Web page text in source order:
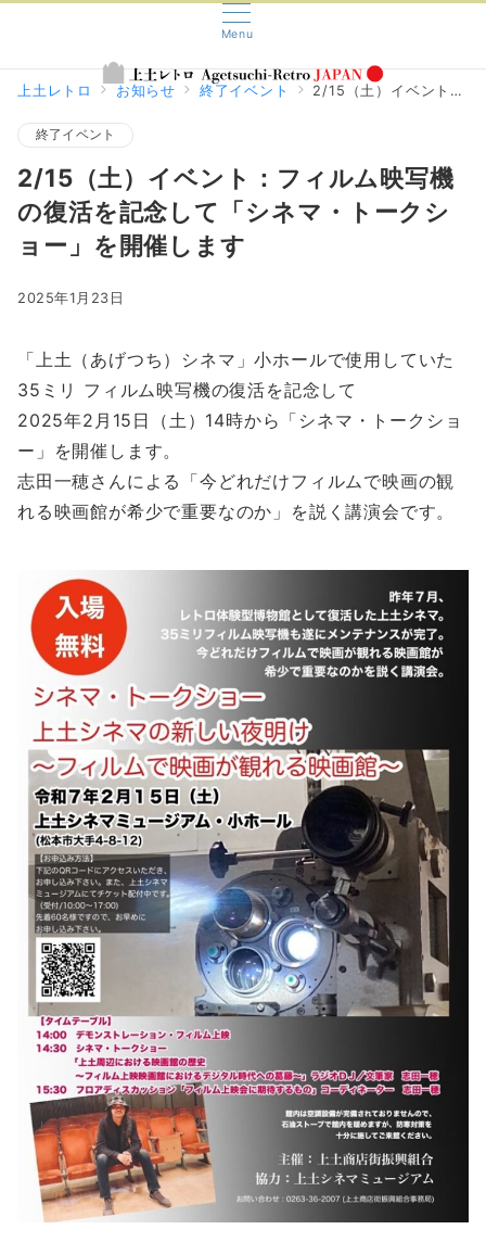
Menu
上土レトロ お知らせ 終了イベント 2/15（土）イベント：フィルム映写機の復活を記念して「シネマ・トークショー」を開催します
終了イベント
2/15（土）イベント：フィルム映写機
の復活を記念して「シネマ・トークシ
ョー」を開催します
2025年1月23日
「上土（あげつち）シネマ」小ホールで使用していた
35ミリ フィルム映写機の復活を記念して
2025年2月15日（土）14時から「シネマ・トークショ
ー」を開催します。
志田一穂さんによる「今どれだけフィルムで映画の観
れる映画館が希少で重要なのか」を説く講演会です。